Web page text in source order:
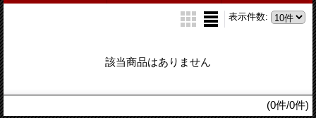
表示件数:
該当商品はありません
(0件/0件)